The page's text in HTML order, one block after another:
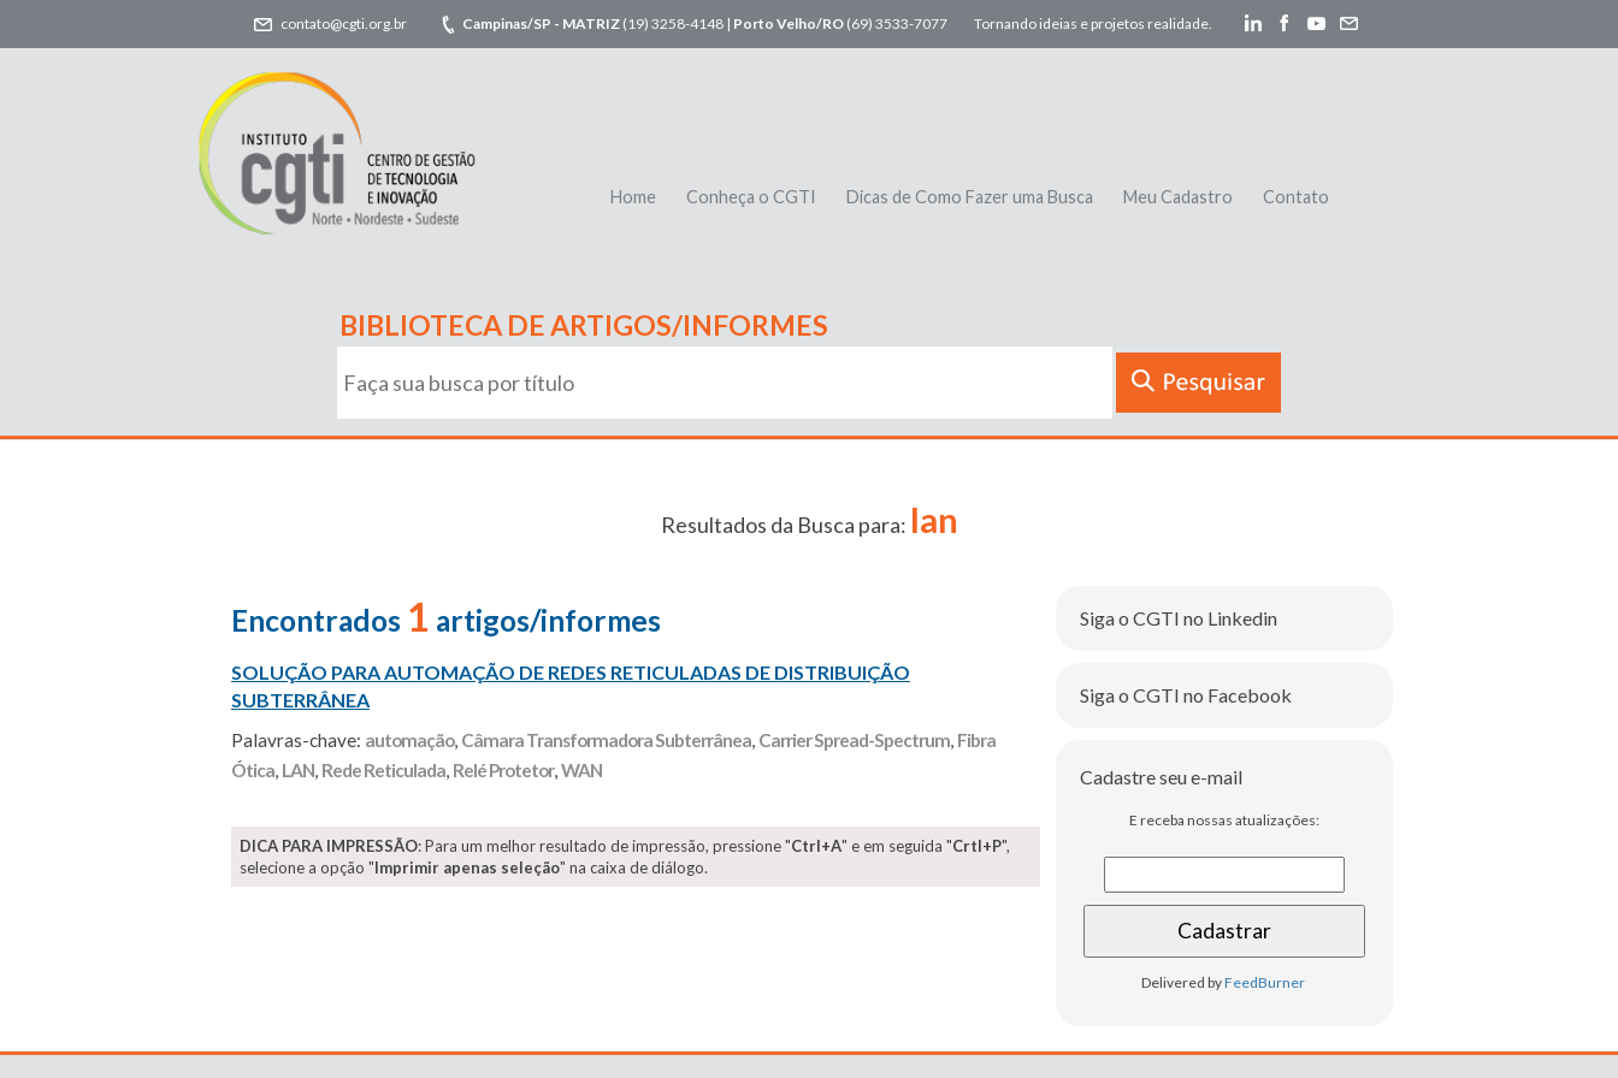
contato@cgti.org.br Campinas/SP - MATRIZ (19) 3258-4148 | Porto Velho/RO (69) 3533-7077 Tornando ideias e projetos realidade.
Home Conheça o CGTI Dicas de Como Fazer uma Busca Meu Cadastro Contato
BIBLIOTECA DE ARTIGOS/INFORMES
Resultados da Busca para: lan
Encontrados 1 artigos/informes
SOLUÇÃO PARA AUTOMAÇÃO DE REDES RETICULADAS DE DISTRIBUIÇÃO
SUBTERRÂNEA
Palavras-chave: automação, Câmara Transformadora Subterrânea, Carrier Spread-Spectrum, Fibra
Ótica, LAN, Rede Reticulada, Relé Protetor,WAN
DICA PARA IMPRESSÃO: Para um melhor resultado de impressão, pressione "Ctrl+A" e em seguida "Crtl+P",
selecione a opção "Imprimir apenas seleção" na caixa de diálogo.
Siga o CGTI no Linkedin
Siga o CGTI no Facebook
Cadastre seu e-mail
E receba nossas atualizações:
Delivered byFeedBurner